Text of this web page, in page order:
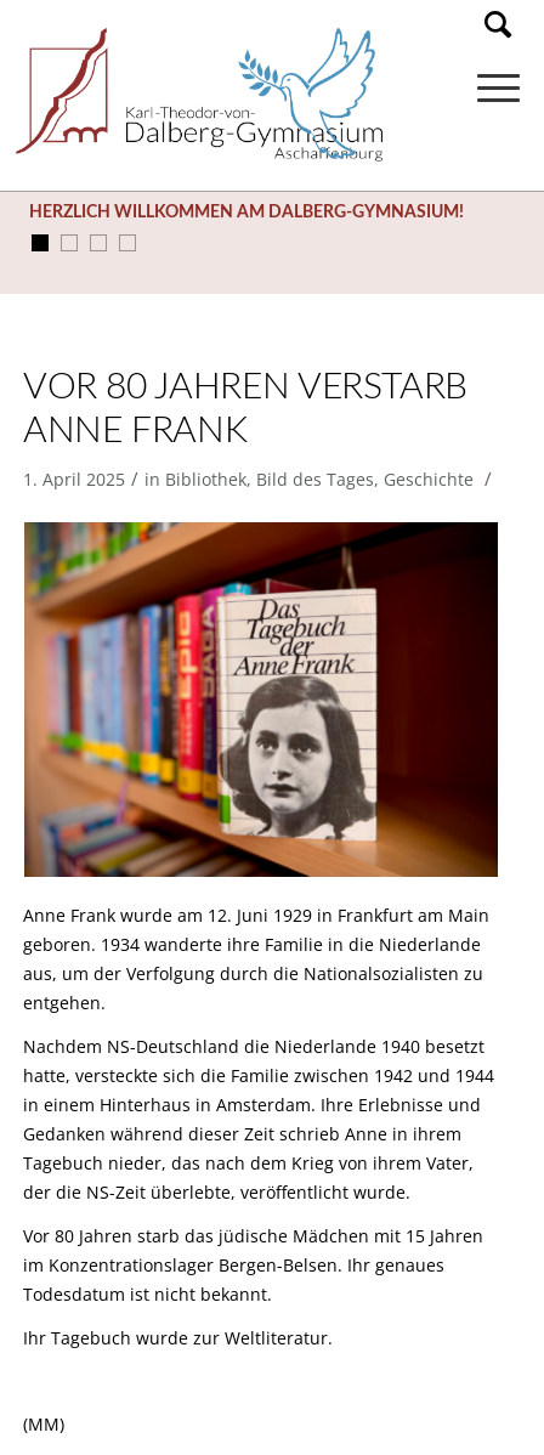
HERZLICH WILLKOMMEN AM DALBERG-GYMNASIUM!
VOR 80 JAHREN VERSTARB
ANNE FRANK
1. April 2025 / in Bibliothek, Bild des Tages, Geschichte /
Anne Frank wurde am 12. Juni 1929 in Frankfurt am Main
geboren. 1934 wanderte ihre Familie in die Niederlande
aus, um der Verfolgung durch die Nationalsozialisten zu
entgehen.
Nachdem NS-Deutschland die Niederlande 1940 besetzt
hatte, versteckte sich die Familie zwischen 1942 und 1944
in einem Hinterhaus in Amsterdam. Ihre Erlebnisse und
Gedanken während dieser Zeit schrieb Anne in ihrem
Tagebuch nieder, das nach dem Krieg von ihrem Vater,
der die NS-Zeit überlebte, veröffentlicht wurde.
Vor 80 Jahren starb das jüdische Mädchen mit 15 Jahren
im Konzentrationslager Bergen-Belsen. Ihr genaues
Todesdatum ist nicht bekannt.
Ihr Tagebuch wurde zur Weltliteratur.
(MM)